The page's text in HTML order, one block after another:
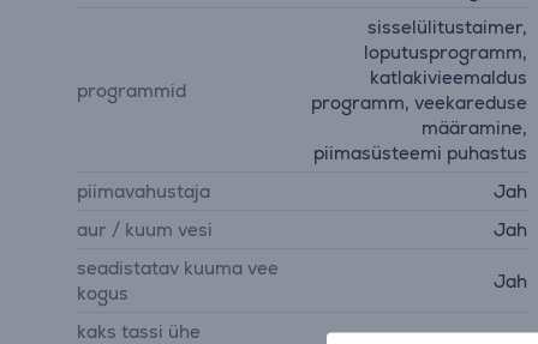
programmid
sisselülitustaimer,
loputusprogramm,
katlakivieemaldus
programm, veekareduse
määramine,
piimasüsteemi puhastus
piimavahustaja
Jah
aur / kuum vesi
Jah
seadistatav kuuma vee
kogus
Jah
kaks tassi ühe